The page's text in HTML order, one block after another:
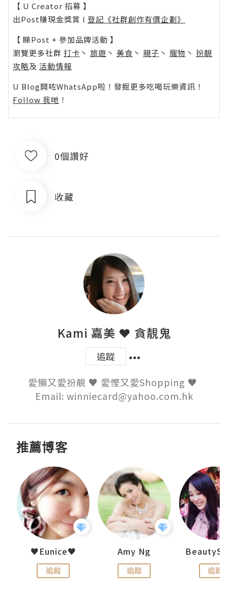
【 U Creator 招募 】
出Post賺現金獎賞 l 登記《社群創作有價企劃》
【 睇Post + 參加品牌活動 】
瀏覽更多社群 打卡 丶 旅遊 丶 美食 丶 親子 丶 寵物 丶 扮靚
攻略及 活動情報
U Blog開咗WhatsApp啦！發掘更多吃喝玩樂資訊！
Follow 我哋 ！
0個讚好
收藏
Kami 嘉美 ❤ 貪靚鬼
追蹤
愛懶又愛扮靚 ♥ 愛慳又愛Shopping ♥
Email: winniecard@yahoo.com.hk
推薦博客
♥Eunice♥
追蹤
Amy Ng
追蹤 追蹤